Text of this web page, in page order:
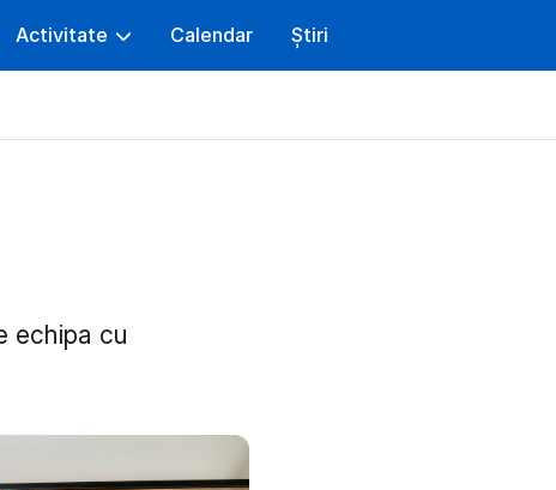
Activitate Calendar Știri
echipa cu